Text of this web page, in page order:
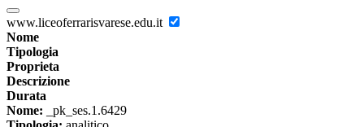
www.liceoferrarisvarese.edu.it
Nome
Tipologia
Proprieta
Descrizione
Durata
Nome: _pk_ses.1.6429